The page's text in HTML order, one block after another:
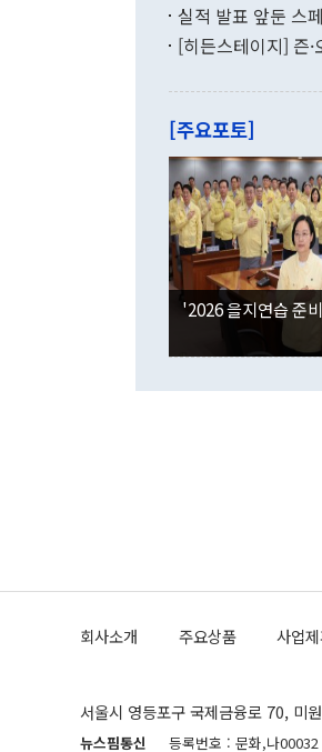
실적 발표 앞둔 스
[히든스테이지] 즌·
[주요포토]
'2026 을지연습 준
회사소개 주요상품 사업
서울시 영등포구 국제금융로 70, 미
뉴스핌통신 등록번호 : 문화,나00032